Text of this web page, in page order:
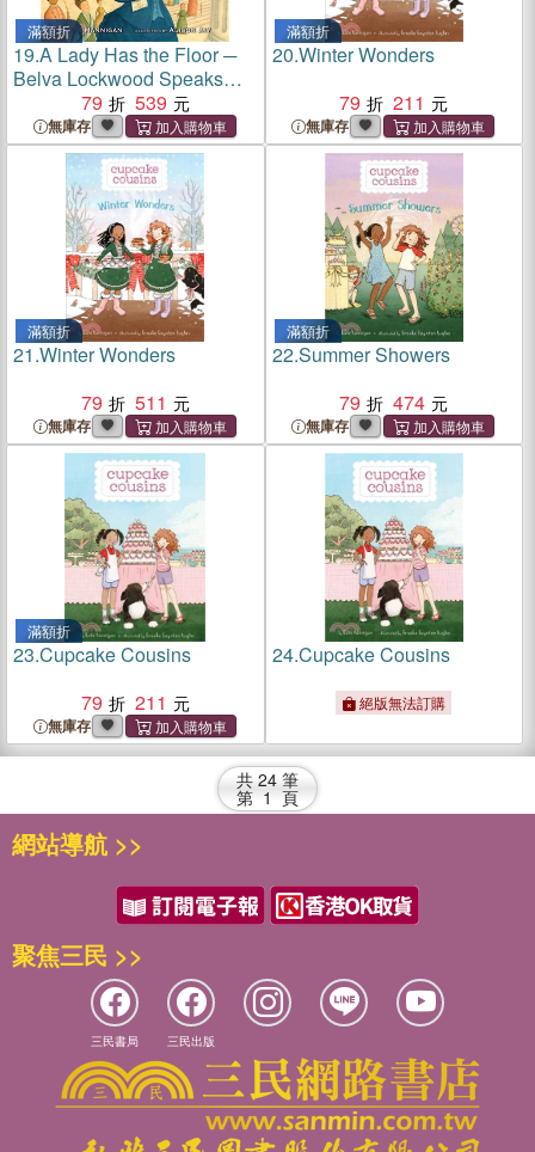
滿額折
19.A Lady Has the Floor ─
Belva Lockwood Speaks
Out for Women's Rights
79 539
無庫存
滿額折
20.Winter Wonders
79
211
無庫存
滿額折
21.Winter Wonders
79
511
無庫存
滿額折
22.Summer Showers
79
474
無庫存
滿額折
23.Cupcake Cousins
79
211
無庫存
24.Cupcake Cousins
絕版無法訂購
共 24 筆
第 1 頁
網站導航 >>
聚焦三民 >>
三民書局 三民出版